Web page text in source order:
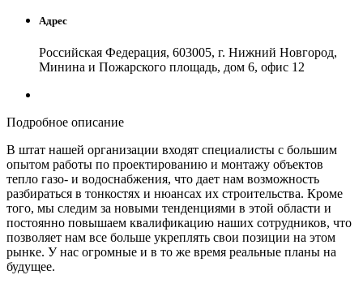
Адрес
Российская Федерация, 603005, г. Нижний Новгород,
Минина и Пожарского площадь, дом 6, офис 12
Подробное описание
В штат нашей организации входят специалисты с большим
опытом работы по проектированию и монтажу объектов
тепло газо- и водоснабжения, что дает нам возможность
разбираться в тонкостях и нюансах их строительства. Кроме
того, мы следим за новыми тенденциями в этой области и
постоянно повышаем квалификацию наших сотрудников, что
позволяет нам все больше укреплять свои позиции на этом
рынке. У нас огромные и в то же время реальные планы на
будущее.